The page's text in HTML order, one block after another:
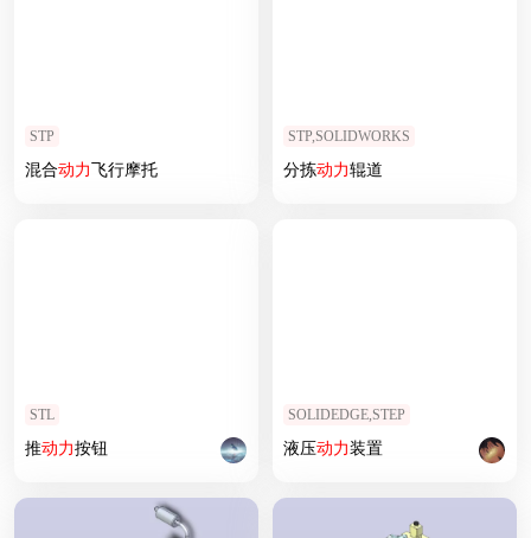
STP
混合动力飞行摩托
STP,SOLIDWORKS
分拣动力辊道
STL
推动力按钮
SOLIDEDGE,STEP
液压动力装置